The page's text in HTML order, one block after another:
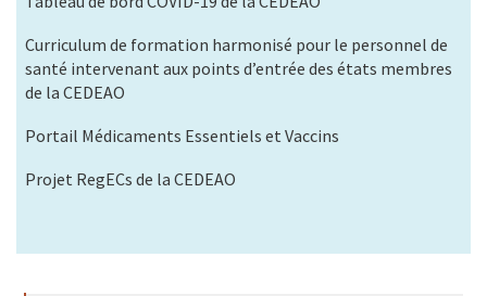
Curriculum de formation harmonisé pour le personnel de
santé intervenant aux points d’entrée des états membres
de la CEDEAO
Portail Médicaments Essentiels et Vaccins
Projet RegECs de la CEDEAO